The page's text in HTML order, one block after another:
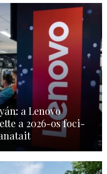
a Lenovo
a 2026-os foci-